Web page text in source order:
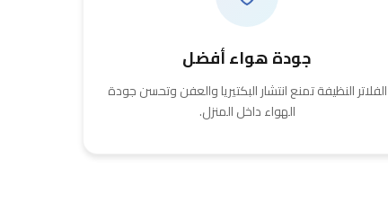
جودة هواء أفضل
الفلاتر النظيفة تمنع انتشار البكتيريا والعفن وتحسن جودة
الهواء داخل المنزل.